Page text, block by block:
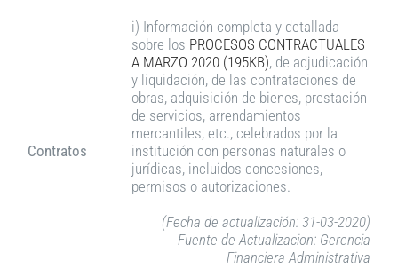
Contratos
i) Información completa y detallada
sobre los PROCESOS CONTRACTUALES
A MARZO 2020 (195KB), de adjudicación
y liquidación, de las contrataciones de
obras, adquisición de bienes, prestación
de servicios, arrendamientos
mercantiles, etc., celebrados por la
institución con personas naturales o
jurídicas, incluidos concesiones,
permisos o autorizaciones.
(Fecha de actualización: 31-03-2020)
Fuente de Actualizacion: Gerencia
Financiera Administrativa